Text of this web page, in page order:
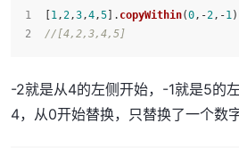
1,2,3,4,5 ]. copyWithin(0,-2,-1
//[4,2,3,4,5]
-2就是从4的左侧开始，-1就是5的
4，从0开始替换，只替换了一个数